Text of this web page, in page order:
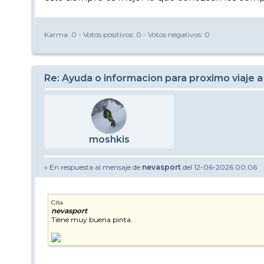
Karma: 0 - Votos positivos: 0 - Votos negativos: 0
Re: Ayuda o informacion para proximo viaje
moshkis
» En respuesta al mensaje de nevasport del 12-06-2026 00:06
Cita
nevasport
Tiene muy buena pinta